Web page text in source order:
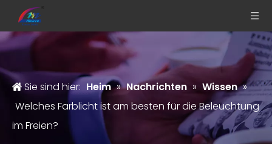
Sie sind hier: Heim » Nachrichten » Wissen »
Welches Farblicht ist am besten für die Beleuchtung
im Freien?